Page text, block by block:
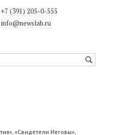
+7 (391) 205-0-555
info@newslab.ru
«Свидетели Иеговы»,